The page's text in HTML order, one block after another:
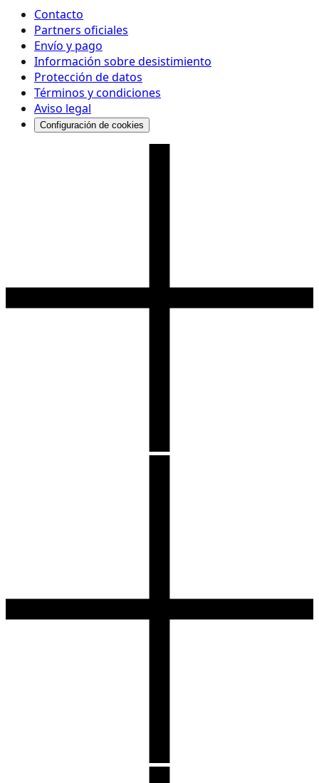
Contacto
Partners oficiales
Envío y pago
Información sobre desistimiento
Protección de datos
Términos y condiciones
Aviso legal
Configuración de cookies